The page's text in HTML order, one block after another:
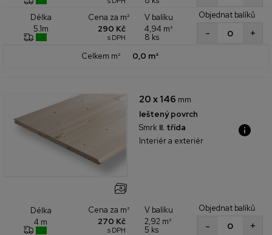
Délka
5.1m
Cena za m²
290 Kč
s DPH
V balíku
4,94 m²
8 ks
Objednat balíků
+
-
Celkem m² 0,0 m²
20 x 146 mm
leštený povrch
Smrk II. třída
Interiér a exteriér
Délka
4 m
Cena za m²
270 Kč
s DPH
V balíku
2,92 m²
5 ks
Objednat balíků
+
-